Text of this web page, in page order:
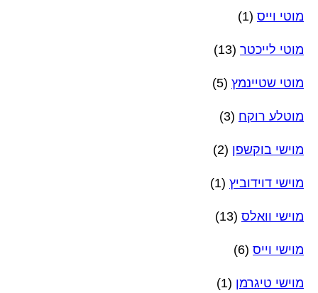
מוטי וייס (1)
מוטי לייכטר (13)
מוטי שטיינמץ (5)
מוטלע רוקח (3)
מוישי בוקשפן (2)
מוישי דוידוביץ (1)
מוישי וואלס (13)
מוישי וייס (6)
מוישי טיגרמן (1)